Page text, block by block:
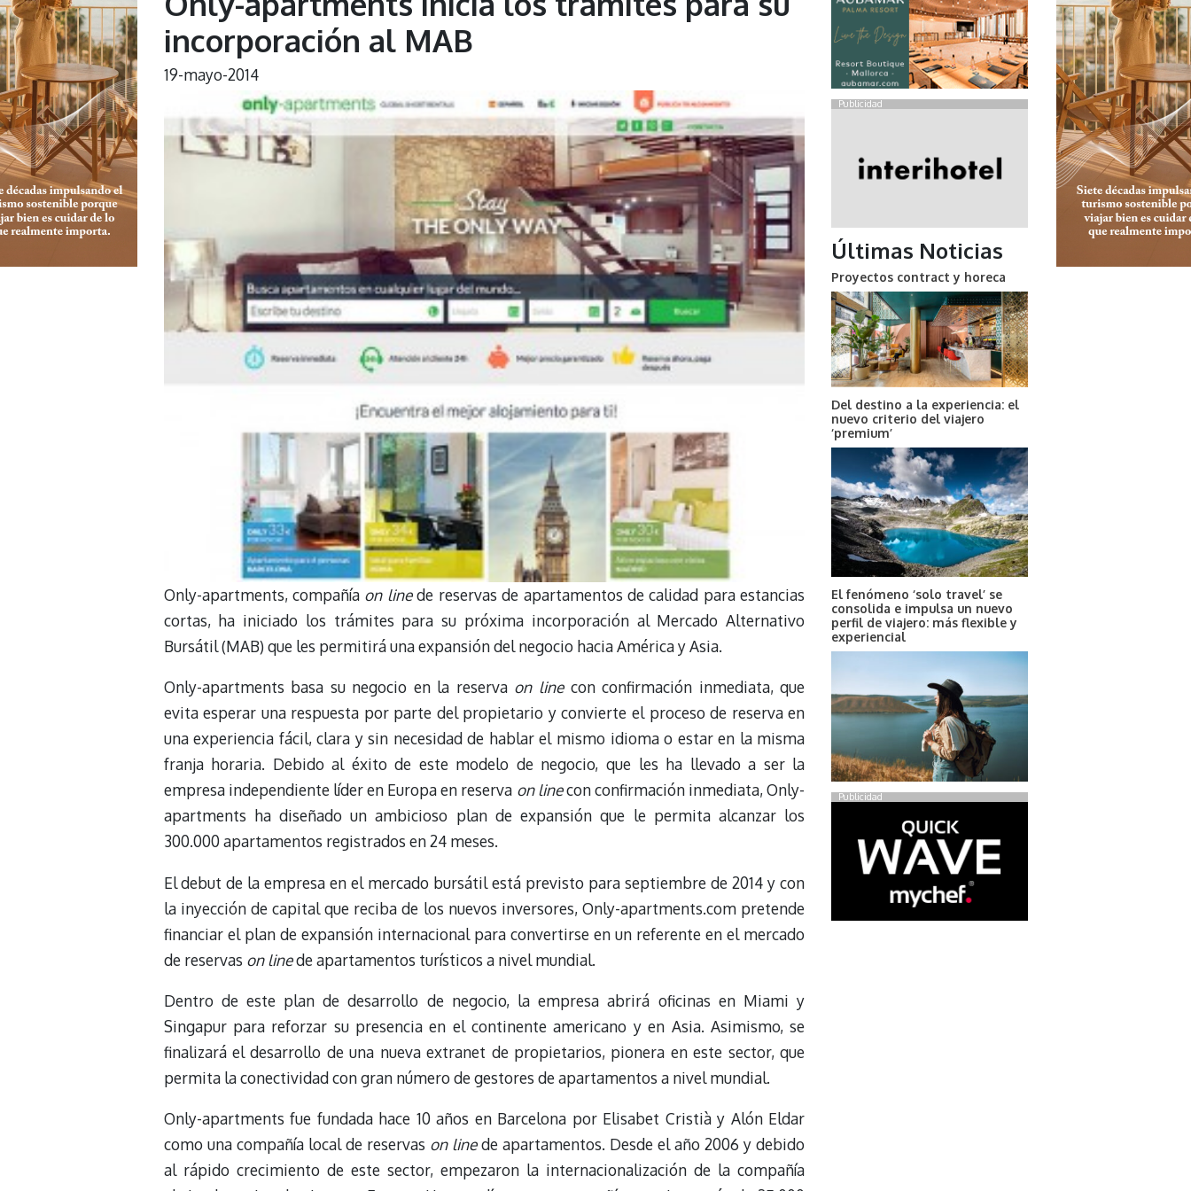
incorporación al MAB
19-mayo-2014
Only-apartments, compañía on linede reservas de apartamentos de calidad para estancias
cortas, ha iniciado los trámites para su próxima incorporación al Mercado Alternativo
Bursátil (MAB) que les permitirá una expansión del negocio hacia América y Asia.
Only-apartments basa su negocio en la reserva on linecon confirmación inmediata, que
evita esperar una respuesta por parte del propietario y convierte el proceso de reserva en
una experiencia fácil, clara y sin necesidad de hablar el mismo idioma o estar en la misma
franja horaria. Debido al éxito de este modelo de negocio, que les ha llevado a ser la
empresa independiente líder en Europa en reserva on linecon confirmación inmediata, Only-
apartments ha diseñado un ambicioso plan de expansión que le permita alcanzar los
300.000 apartamentos registrados en 24 meses.
El debut de la empresa en el mercado bursátil está previsto para septiembre de 2014 y con
la inyección de capital que reciba de los nuevos inversores, Only-apartments.com pretende
financiar el plan de expansión internacional para convertirse en un referente en el mercado
de reservas on linede apartamentos turísticos a nivel mundial.
Dentro de este plan de desarrollo de negocio, la empresa abrirá oficinas en Miami y
Singapur para reforzar su presencia en el continente americano y en Asia. Asimismo, se
finalizará el desarrollo de una nueva extranet de propietarios, pionera en este sector, que
permita la conectividad con gran número de gestores de apartamentos a nivel mundial.
Only-apartments fue fundada hace 10 años en Barcelona por Elisabet Cristià y Alón Eldar
como una compañía local de reservas on linede apartamentos. Desde el año 2006 y debido
al rápido crecimiento de este sector, empezaron la internacionalización de la compañía
Publicidad
Últimas Noticias
Proyectos contract y horeca
Del destino a la experiencia: el
nuevo criterio del viajero
‘premium’
El fenómeno ‘solo travel’ se
consolida e impulsa un nuevo
perfil de viajero: más flexible y
experiencial
Publicidad